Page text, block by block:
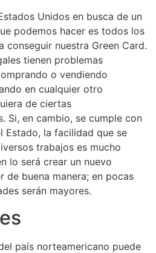
Unidos en busca de un
podemos hacer es todos los
conseguir nuestra Green Card.
tienen problemas
o vendiendo
en cualquier otro
de ciertas
Si, en cambio, se cumple con
Estado, la facilidad que se
trabajos es mucho
lo será crear un nuevo
de buena manera; en pocas
serán mayores.
país norteamericano puede